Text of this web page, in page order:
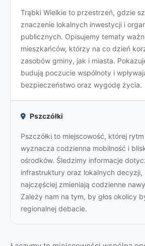
Trąbki Wielkie to przestrzeń, gdzie
znaczenie lokalnych inwestycji i
publicznych. Opisujemy tematy
mieszkańców, którzy na co dzień
zasobów gminy, jak i miasta.
budują poczucie wspólnoty i
bezpieczeństwo oraz wygodę życia.
Pszczółki
Pszczółki to miejscowość, której
wyznacza codzienna mobilność i
ośrodków. Śledzimy informacje
infrastruktury oraz lokalnych decyzji,
najczęściej zmieniają codzienne
Zależy nam na tym, by głos okolicy
regionalnej debacie.